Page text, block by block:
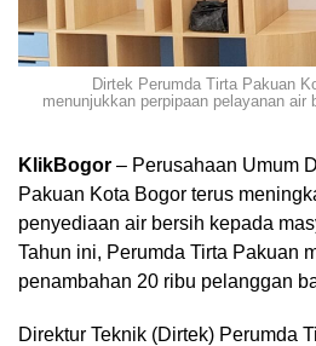
Dirtek Perumda Tirta Pakuan
menunjukkan perpipaan pelayanan air
KlikBogor – Perusahaan Umum
Pakuan Kota Bogor terus
penyediaan air bersih kepada
Tahun ini, Perumda Tirta Pakuan
penambahan 20 ribu pelanggan
Direktur Teknik (Dirtek) Perumda